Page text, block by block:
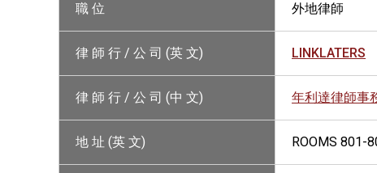
職 位 外地律師
律 師 行 / 公 司 (英 文) LINKLATERS
律 師 行 / 公 司 (中 文) 年利達律師事
地 址 (英 文) ROOMS 801-